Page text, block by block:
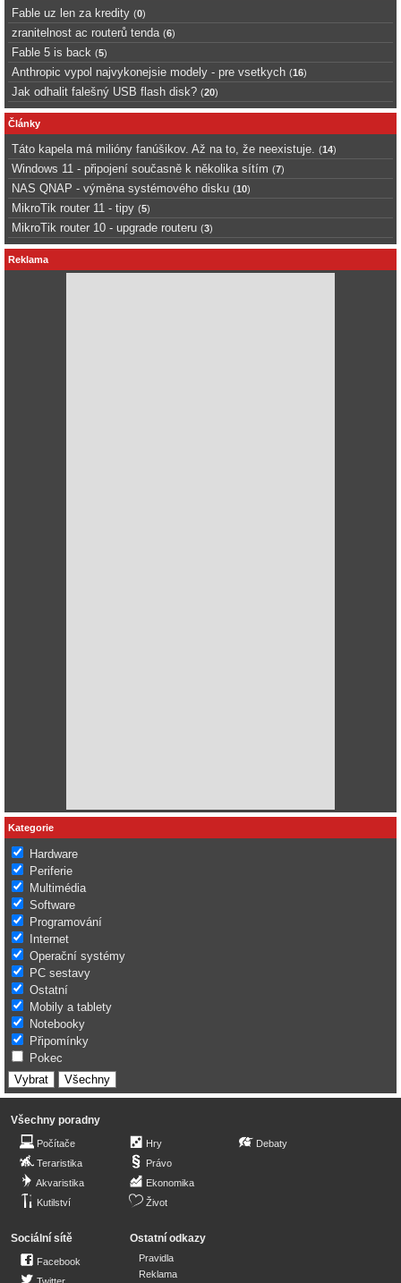
Fable uz len za kredity (0)
zranitelnost ac routerů tenda (6)
Fable 5 is back (5)
Anthropic vypol najvykonejsie modely - pre vsetkych (16)
Jak odhalit falešný USB flash disk? (20)
Články
Táto kapela má milióny fanúšikov. Až na to, že neexistuje. (14)
Windows 11 - připojení současně k několika sítím (7)
NAS QNAP - výměna systémového disku (10)
MikroTik router 11 - tipy (5)
MikroTik router 10 - upgrade routeru (3)
Reklama
Kategorie
Hardware
Periferie
Multimédia
Software
Programování
Internet
Operační systémy
PC sestavy
Ostatní
Mobily a tablety
Notebooky
Připomínky
Pokec
Všechny poradny
Počítače
Teraristika
Akvaristika
Kutilství
Hry
Právo
Ekonomika
Život
Debaty
Sociální sítě
Facebook
Ostatní odkazy
Pravidla
Reklama